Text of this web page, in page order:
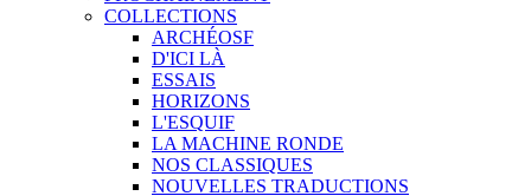
COLLECTIONS
ARCHÉOSF
D'ICI LÀ
ESSAIS
HORIZONS
L'ESQUIF
LA MACHINE RONDE
NOS CLASSIQUES
NOUVELLES TRADUCTIONS